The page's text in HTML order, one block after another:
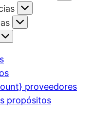
proveedores
propósitos